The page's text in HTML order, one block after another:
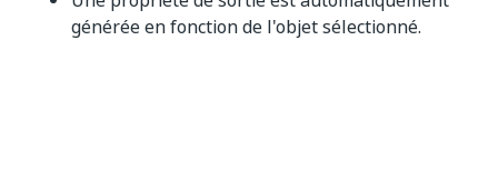
générée en fonction de l'objet sélectionné.